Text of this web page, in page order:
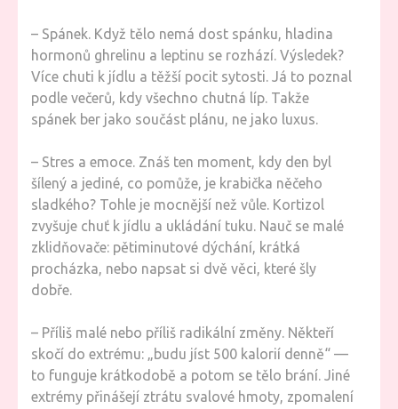
– Spánek. Když tělo nemá dost spánku, hladina
hormonů ghrelinu a leptinu se rozhází. Výsledek?
Více chuti k jídlu a těžší pocit sytosti. Já to poznal
podle večerů, kdy všechno chutná líp. Takže
spánek ber jako součást plánu, ne jako luxus.
– Stres a emoce. Znáš ten moment, kdy den byl
šílený a jediné, co pomůže, je krabička něčeho
sladkého? Tohle je mocnější než vůle. Kortizol
zvyšuje chuť k jídlu a ukládání tuku. Nauč se malé
zklidňovače: pětiminutové dýchání, krátká
procházka, nebo napsat si dvě věci, které šly
dobře.
– Příliš malé nebo příliš radikální změny. Někteří
skočí do extrému: „budu jíst 500 kalorií denně“ —
to funguje krátkodobě a potom se tělo brání. Jiné
extrémy přinášejí ztrátu svalové hmoty, zpomalení